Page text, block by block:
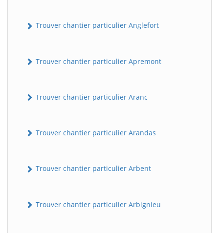
Trouver chantier particulier Anglefort
Trouver chantier particulier Apremont
Trouver chantier particulier Aranc
Trouver chantier particulier Arandas
Trouver chantier particulier Arbent
Trouver chantier particulier Arbignieu